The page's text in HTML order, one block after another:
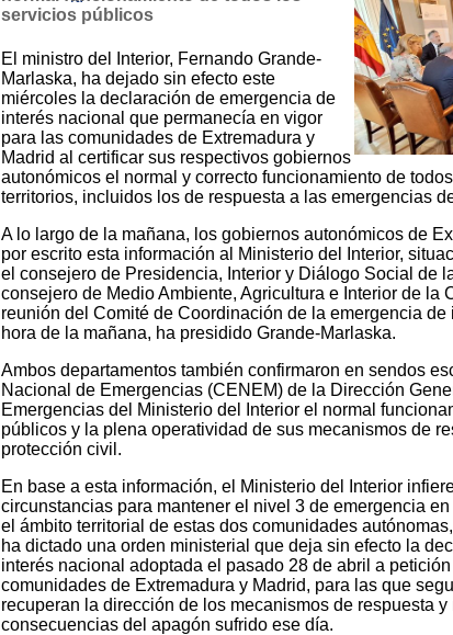
servicios públicos
El ministro del Interior, Fernando Grande-
Marlaska, ha dejado sin efecto este
miércoles la declaración de emergencia de
interés nacional que permanecía en vigor
para las comunidades de Extremadura y
Madrid al certificar sus respectivos gobiernos
autonómicos el normal y correcto funcionamiento de
territorios, incluidos los de respuesta a las emergencias
A lo largo de la mañana, los gobiernos autonómicos de
por escrito esta información al Ministerio del Interior,
el consejero de Presidencia, Interior y Diálogo Social de
consejero de Medio Ambiente, Agricultura e Interior de la
reunión del Comité de Coordinación de la emergencia
hora de la mañana, ha presidido Grande-Marlaska.
Ambos departamentos también confirmaron en sendos
Nacional de Emergencias (CENEM) de la Dirección
Emergencias del Ministerio del Interior el normal
públicos y la plena operatividad de sus mecanismos de
protección civil.
En base a esta información, el Ministerio del Interior
circunstancias para mantener el nivel 3 de emergencia
el ámbito territorial de estas dos comunidades
ha dictado una orden ministerial que deja sin efecto la
interés nacional adoptada el pasado 28 de abril a
comunidades de Extremadura y Madrid, para las que
recuperan la dirección de los mecanismos de respuesta
consecuencias del apagón sufrido ese día.